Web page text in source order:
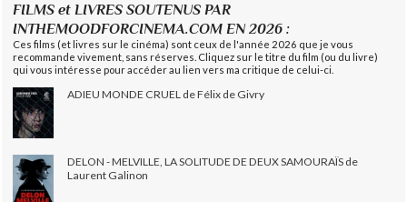
FILMS et LIVRES SOUTENUS PAR
INTHEMOODFORCINEMA.COM EN 2026 :
Ces films (et livres sur le cinéma) sont ceux de l'année 2026 que je vous
recommande vivement, sans réserves. Cliquez sur le titre du film (ou du livre)
qui vous intéresse pour accéder au lien vers ma critique de celui-ci.
ADIEU MONDE CRUEL de Félix de Givry
DELON - MELVILLE, LA SOLITUDE DE DEUX SAMOURAÏS de
Laurent Galinon